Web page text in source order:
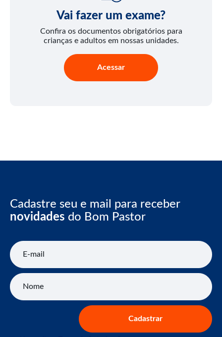
Vai fazer um exame?
Confira os documentos obrigatórios para
crianças e adultos em nossas unidades.
Acessar
Cadastre seu e mail para receber
novidades do Bom Pastor
E-mail
Nome
Cadastrar